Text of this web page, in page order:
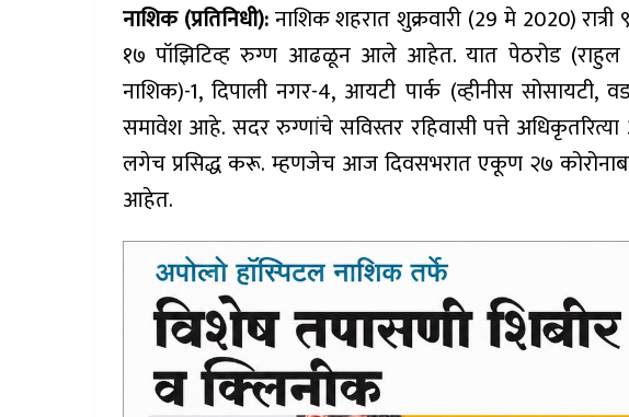
नाशिक (प्रतिनिधी):नाशिक शहरात शुक्रवारी (29 मे 2020) रात्री
१७ पॉझिटिव्ह रुग्ण आढळून आले आहेत. यात पेठरोड (राहुल
नाशिक)-1, दिपाली नगर-4, आयटी पार्क (व्हीनीस सोसायटी,
समावेश आहे. सदर रुग्णांचे सविस्तर रहिवासी पत्ते अधिकृतरित्या
लगेच प्रसिद्ध करू. म्हणजेच आज दिवसभरात एकूण २७
आहेत.